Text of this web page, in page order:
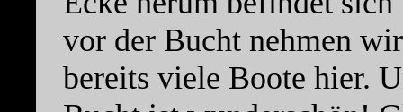
vor der Bucht nehmen
bereits viele Boote hier.